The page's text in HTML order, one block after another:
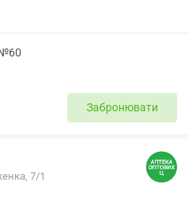
№60
Забронювати
7/1